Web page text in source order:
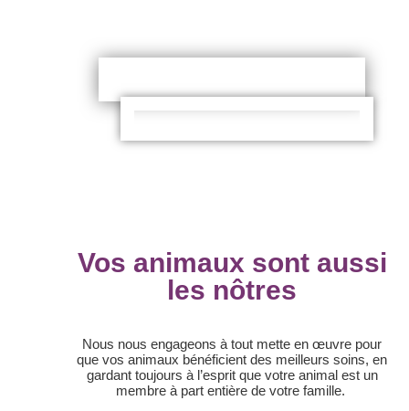
Vos animaux sont aussi
les nôtres
Nous nous engageons à tout mette en œuvre pour
que vos animaux bénéficient des meilleurs soins, en
gardant toujours à l’esprit que votre animal est un
membre à part entière de votre famille.